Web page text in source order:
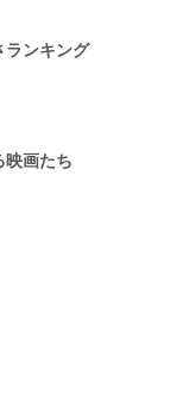
ランキング
映画たち